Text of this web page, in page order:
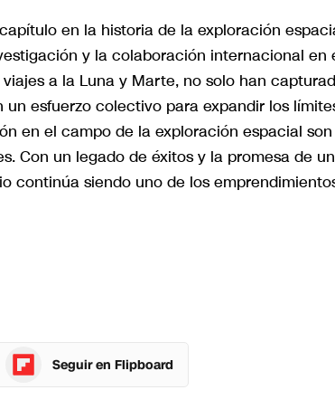
en la historia de la exploración
y la colaboración internacional en
a la Luna y Marte, no solo han
esfuerzo colectivo para expandir los
en el campo de la exploración espacial son
Con un legado de éxitos y la promesa de un
continúa siendo uno de los
Seguir en Flipboard